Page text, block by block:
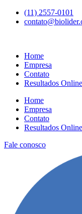
para
(11) 2557-0101
Home
Empresa
Contato
Resultados Online
Home
Empresa
Contato
Resultados Online
Fale conosco